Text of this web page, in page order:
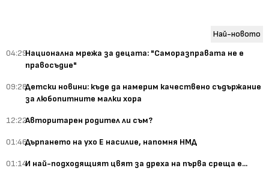
Най-новото
04:29Национална мрежа за децата: "Саморазправата не е
правосъдие"
09:28Детски новини: къде да намерим качествено съдържание
за любопитните малки хора
12:22Авторитарен родител ли съм?
01:46Дърпането на ухо Е насилие, напомня НМД
01:14И най-подходящият цвят за дреха на първа среща е...